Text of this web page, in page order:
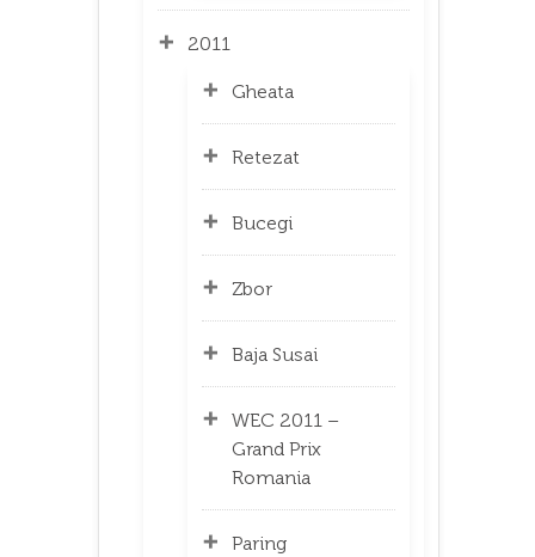
2011
Gheata
Retezat
Bucegi
Zbor
Baja Susai
WEC 2011 –
Grand Prix
Romania
Paring